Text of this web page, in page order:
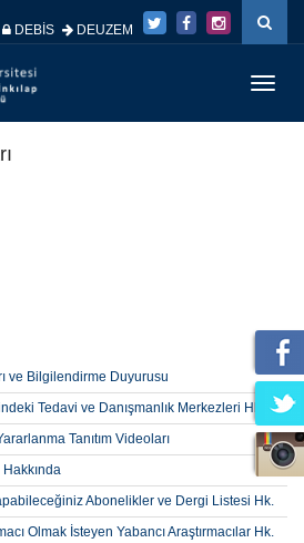
DEBİS DEUZEM
ve Bilgilendirme Duyurusu
Tedavi ve Danışmanlık Merkezleri Hk.
Tanıtım Videoları
Abonelikler ve Dergi Listesi Hk.
Olmak İsteyen Yabancı Araştırmacılar Hk.